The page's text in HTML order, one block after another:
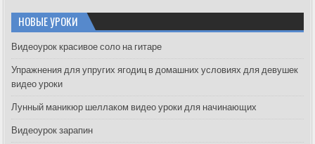
h
f
r
:
НОВЫЕ УРОКИ
Видеоурок красивое соло на гитаре
Упражнения для упругих ягодиц в домашних условиях для девушек
видео уроки
Лунный маникюр шеллаком видео уроки для начинающих
Видеоурок зарапин